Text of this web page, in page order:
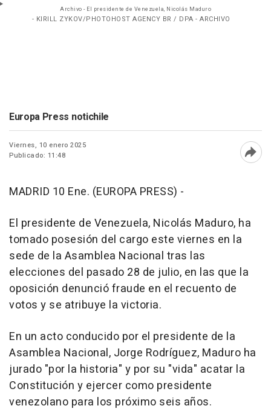
Archivo - El presidente de Venezuela, Nicolás Maduro
- KIRILL ZYKOV/PHOTOHOST AGENCY BR / DPA - ARCHIVO
Europa Press notichile
Viernes, 10 enero 2025
Publicado: 11:48
MADRID 10 Ene. (EUROPA PRESS) -
El presidente de Venezuela, Nicolás Maduro, ha
tomado posesión del cargo este viernes en la
sede de la Asamblea Nacional tras las
elecciones del pasado 28 de julio, en las que la
oposición denunció fraude en el recuento de
votos y se atribuye la victoria.
En un acto conducido por el presidente de la
Asamblea Nacional, Jorge Rodríguez, Maduro ha
jurado "por la historia" y por su "vida" acatar la
Constitución y ejercer como presidente
venezolano para los próximo seis años.